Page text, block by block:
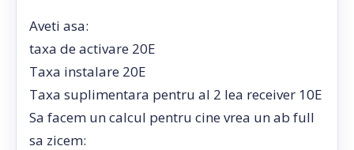
Aveti asa:
taxa de activare 20E
Taxa instalare 20E
Taxa suplimentara pentru al 2 lea receiver 10E
Sa facem un calcul pentru cine vrea un ab full
sa zicem: